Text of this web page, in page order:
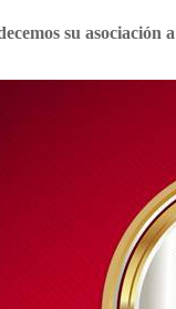
su asociación